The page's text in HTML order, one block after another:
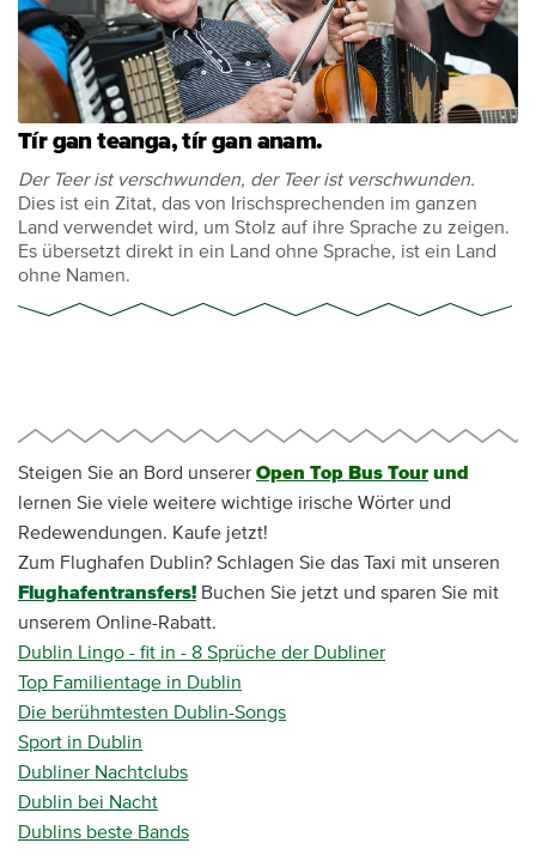
Tír gan teanga, tír gan anam.
Der Teer ist verschwunden, der Teer ist verschwunden.
Dies ist ein Zitat, das von Irischsprechenden im ganzen
Land verwendet wird, um Stolz auf ihre Sprache zu zeigen.
Es übersetzt direkt in ein Land ohne Sprache, ist ein Land
ohne Namen.
Steigen Sie an Bord unserer Open Top Bus Tour und
lernen Sie viele weitere wichtige irische Wörter und
Redewendungen. Kaufe jetzt!
Zum Flughafen Dublin? Schlagen Sie das Taxi mit unseren
Flughafentransfers! Buchen Sie jetzt und sparen Sie mit
unserem Online-Rabatt.
Dublin Lingo - fit in - 8 Sprüche der Dubliner
Top Familientage in Dublin
Die berühmtesten Dublin-Songs
Sport in Dublin
Dubliner Nachtclubs
Dublin bei Nacht
Dublins beste Bands